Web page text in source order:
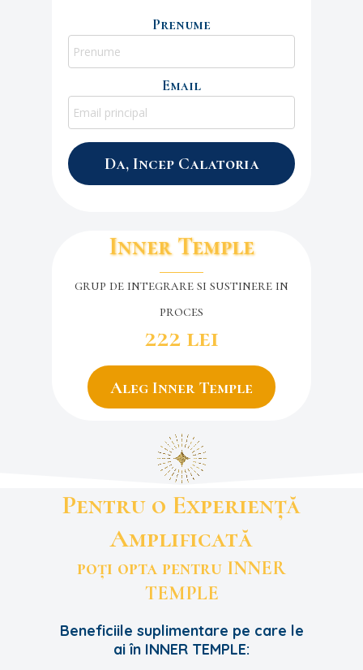
Inner Temple
222 lei
Aleg Inner Temple
grup de integrare si sustinere in
proces
Prenume
Email
Da, Incep Calatoria
poți opta pentru INNER
TEMPLE
Beneficiile suplimentare pe care le
ai în INNER TEMPLE:
Pentru o Experiență
Amplificată